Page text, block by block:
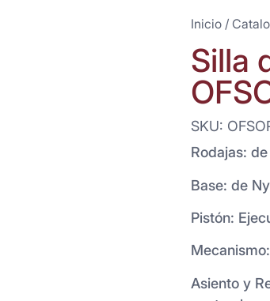
Inicio /
Silla
SKU:
Rodajas:
Base: de
Pistón:
Asiento y